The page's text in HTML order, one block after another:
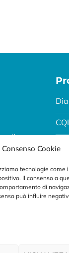
Consenso Cookie
tecnologie come
Il consenso a
di
può influire
di